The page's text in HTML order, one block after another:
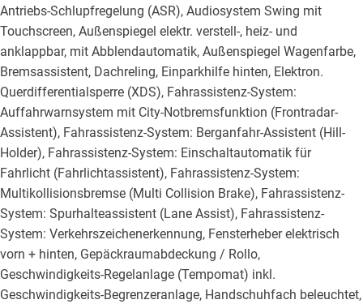
Antriebs-Schlupfregelung (ASR), Audiosystem Swing mit
Touchscreen, Außenspiegel elektr. verstell-, heiz- und
anklappbar, mit Abblendautomatik, Außenspiegel Wagenfarbe,
Bremsassistent, Dachreling, Einparkhilfe hinten, Elektron.
Querdifferentialsperre (XDS), Fahrassistenz-System:
Auffahrwarnsystem mit City-Notbremsfunktion (Frontradar-
Assistent), Fahrassistenz-System: Berganfahr-Assistent (Hill-
Holder), Fahrassistenz-System: Einschaltautomatik für
Fahrlicht (Fahrlichtassistent), Fahrassistenz-System:
Multikollisionsbremse (Multi Collision Brake), Fahrassistenz-
System: Spurhalteassistent (Lane Assist), Fahrassistenz-
System: Verkehrszeichenerkennung, Fensterheber elektrisch
vorn + hinten, Gepäckraumabdeckung / Rollo,
Geschwindigkeits-Regelanlage (Tempomat) inkl.
Geschwindigkeits-Begrenzeranlage, Handschuhfach beleuchtet,